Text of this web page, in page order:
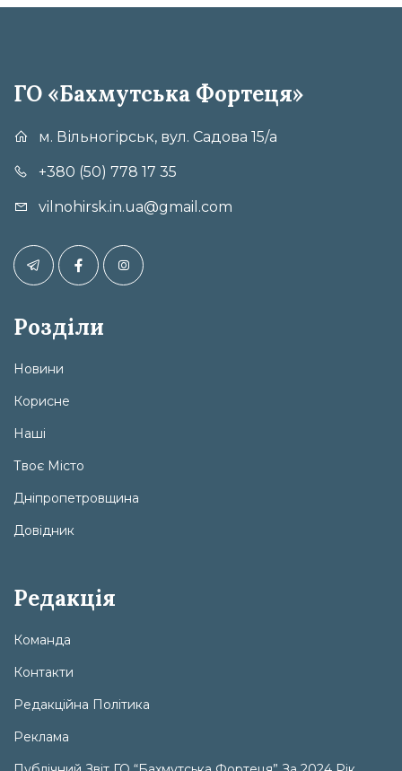
ГО «Бахмутська Фортеця»
м. Вільногірськ, вул. Садова 15/а
+380 (50) 778 17 35
vilnohirsk.in.ua@gmail.com
Розділи
Новини
Корисне
Наші
Твоє Місто
Дніпропетровщина
Довідник
Редакція
Команда
Контакти
Редакційна Політика
Реклама